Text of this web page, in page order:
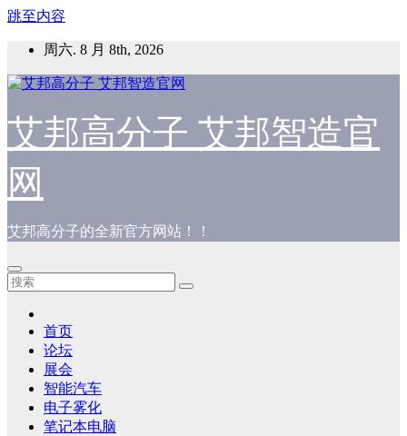
跳至内容
周六. 8 月 8th, 2026
艾邦高分子 艾邦智造官
网
艾邦高分子的全新官方网站！！
首页
论坛
展会
智能汽车
电子雾化
笔记本电脑